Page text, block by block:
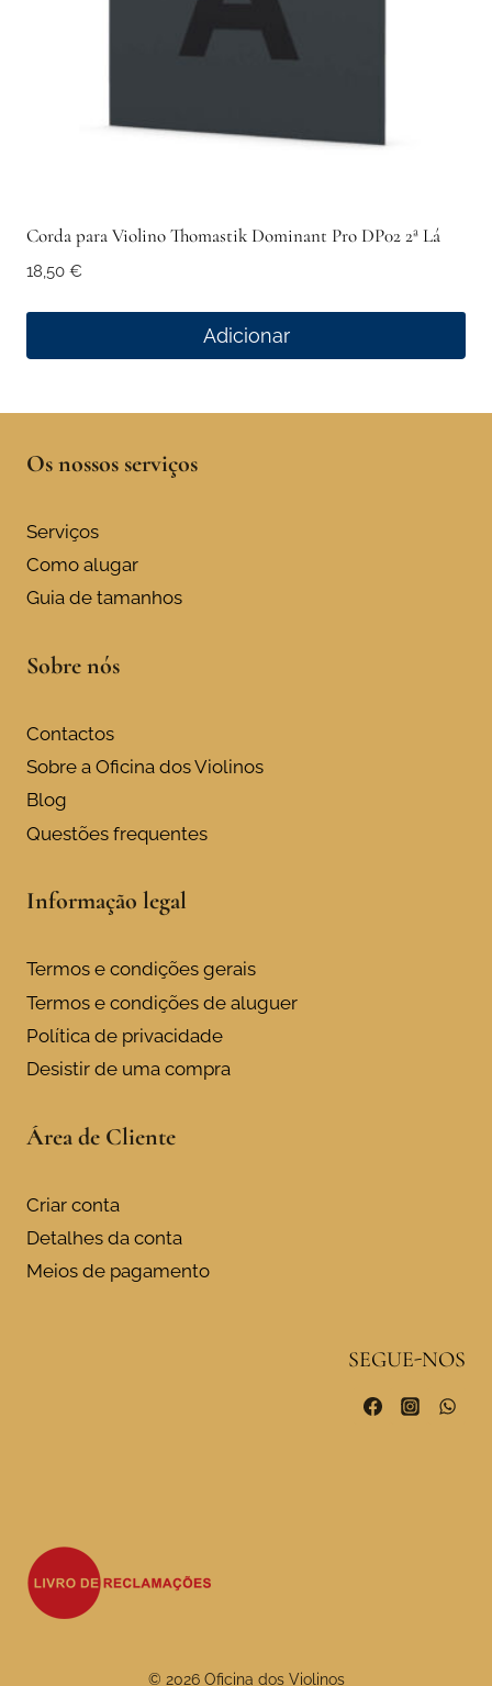
Corda para Violino Thomastik Dominant Pro DP02 2ª Lá
18,50 €
Adicionar
Os nossos serviços
Serviços
Como alugar
Guia de tamanhos
Sobre nós
Contactos
Sobre a Oficina dos Violinos
Blog
Questões frequentes
Informação legal
Termos e condições gerais
Termos e condições de aluguer
Política de privacidade
Desistir de uma compra
Área de Cliente
Criar conta
Detalhes da conta
Meios de pagamento
SEGUE-NOS
© 2026 Oficina dos Violinos